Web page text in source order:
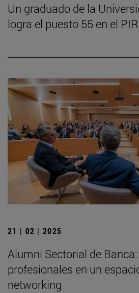
Un graduado de la
logra el puesto 55 en el PIR
21 | 02 | 2025
Alumni Sectorial de
profesionales en un
networking